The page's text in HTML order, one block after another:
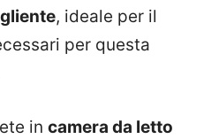
, ideale per il
per questa
in camera da letto